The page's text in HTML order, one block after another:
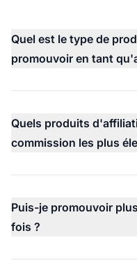
Quel est le type de
promouvoir en tant
Quels produits
commission les plus
Puis-je promouvoir
fois ?